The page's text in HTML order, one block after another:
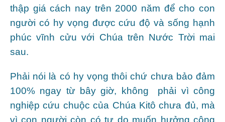
thập giá cách nay trên 2000 năm để cho con
người có hy vọng được cứu độ và sống hạnh
phúc vĩnh cửu với Chúa trên Nước Trời mai
sau.
Phải nói là có hy vọng thôi chứ chưa bảo đảm
100% ngay từ bây giờ, không phải vì công
nghiệp cứu chuộc của Chúa Kitô chưa đủ, mà
vì con người còn có tự do muốn hưởng công